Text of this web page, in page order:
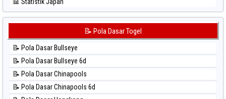
⚽ Bola Hitam Sydney Lotto
⚽ Bola Hitam Taiwan
📊 Statistik Japan
📊 Statistik Japan 6d
📊 Statistik Kuda Lari
📊 Statistik Magnum Cambodia
📊 Statistik Nagoya
📊 Statistik New York Midday
📊 Statistik North Carolina Day
📝 Pola Dasar Togel
📝 Pola Dasar Bullseye
📝 Pola Dasar Bullseye 6d
📝 Pola Dasar Chinapools
📝 Pola Dasar Chinapools 6d